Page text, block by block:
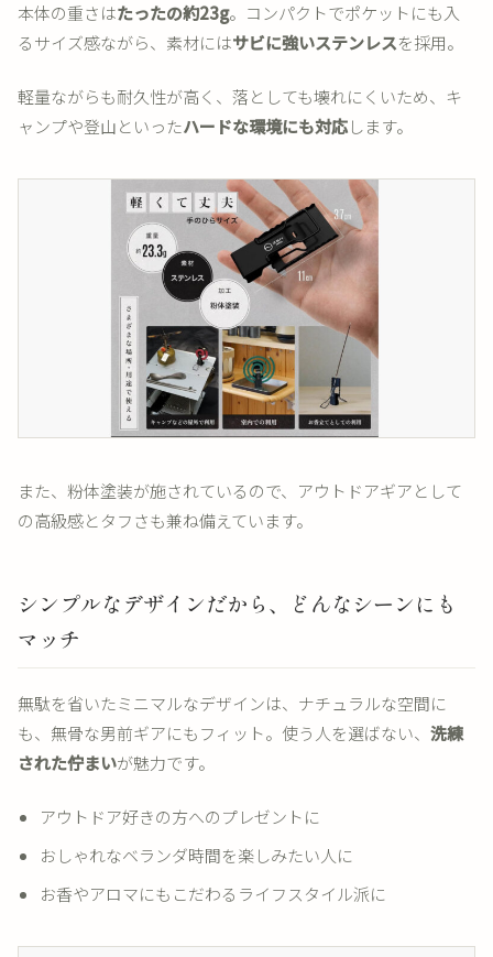
本体の重さはたったの約23g。コンパクトでポケットにも入
るサイズ感ながら、素材にはサビに強いステンレスを採用。
軽量ながらも耐久性が高く、落としても壊れにくいため、キ
ャンプや登山といったハードな環境にも対応します。
また、粉体塗装が施されているので、アウトドアギアとして
の高級感とタフさも兼ね備えています。
シンプルなデザインだから、どんなシーンにも
マッチ
無駄を省いたミニマルなデザインは、ナチュラルな空間に
も、無骨な男前ギアにもフィット。使う人を選ばない、 洗練
された佇まいが魅力です。
アウトドア好きの方へのプレゼントに
おしゃれなベランダ時間を楽しみたい人に
お香やアロマにもこだわるライフスタイル派に